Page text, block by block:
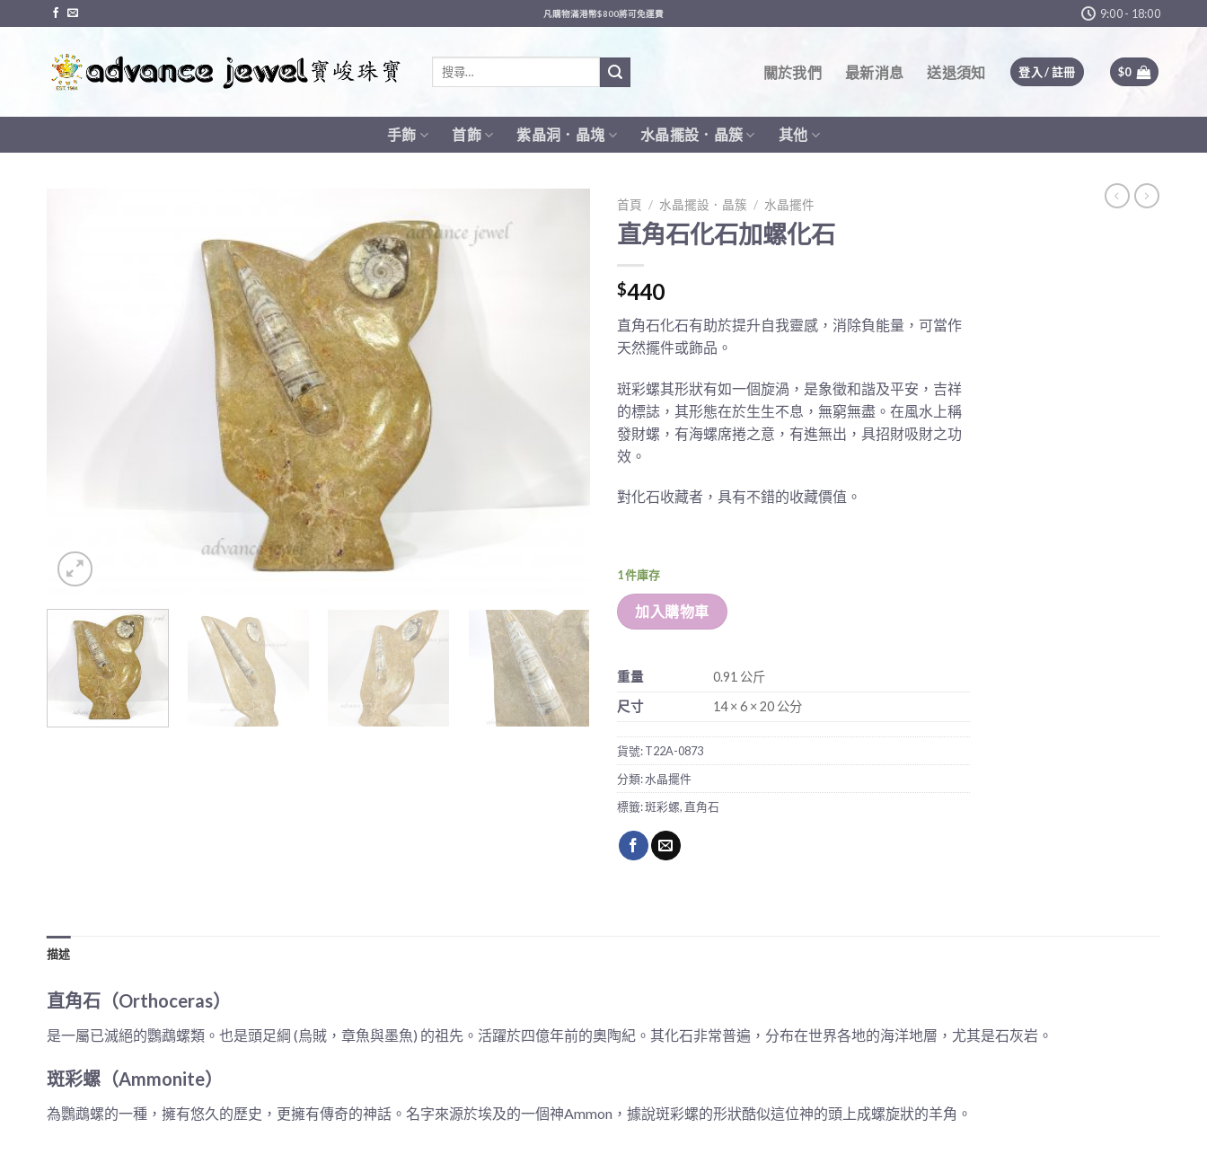
to
凡購物滿港幣$800將可免運費 9:00 - 18:00
鍵
關於我們 最新消息 送退須知 登入 / 註冊 $0
手飾 首飾 紫晶洞．晶塊 水晶擺設．晶簇 其他
首頁 / 水晶擺設．晶簇 / 水晶擺件
直角石化石加螺化石
$440
直角石化石有助於提升自我靈感，消除負能量，可當作
天然擺件或飾品。
斑彩螺其形狀有如一個旋渦，是象徵和諧及平安，吉祥
的標誌，其形態在於生生不息，無窮無盡。在風水上稱
發財螺，有海螺席捲之意，有進無出，具招財吸財之功
效。
對化石收藏者，具有不錯的收藏價值。
1 件庫存
加入購物車
重量
0.91 公斤
尺寸
14 × 6 × 20 公分
貨號:T22A-0873
分類:水晶擺件
標籤:斑彩螺, 直角石
描述
直角石（Orthoceras）
是一屬已滅絕的鸚鵡螺類。也是頭足綱 (烏賊，章魚與墨魚) 的祖先。活躍於四億年前的奧陶紀。其化石非常普遍，分布在世界各地的海洋地層，尤其是石灰岩。
斑彩螺（Ammonite）
為鸚鵡螺的一種，擁有悠久的歷史，更擁有傳奇的神話。名字來源於埃及的一個神Ammon，據說斑彩螺的形狀酷似這位神的頭上成螺旋狀的羊角。